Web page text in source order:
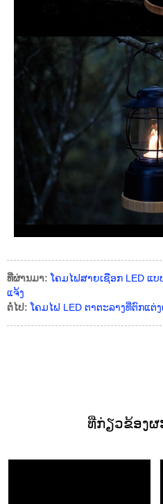
ທີ່ຜ່ານມາ: ໂຄມໄຟສາຍເຊືອກ LED ແ
ແຈ້ງ
ຕໍ່ໄປ: ໂຄມໄຟ LED ຕາຕະລາງທີ່ຕົກແຕ່
ທີ່ກ່ຽວຂ້ອງຜ